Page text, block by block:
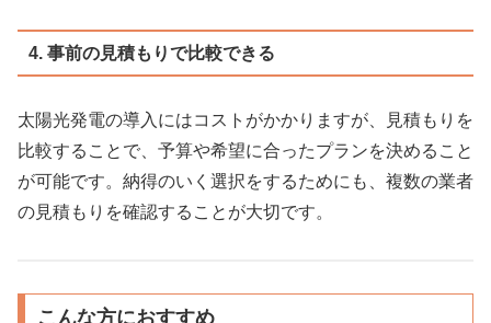
4. 事前の見積もりで比較できる
太陽光発電の導入にはコストがかかりますが、見積もりを
比較することで、予算や希望に合ったプランを決めること
が可能です。納得のいく選択をするためにも、複数の業者
の見積もりを確認することが大切です。
こんな方におすすめ